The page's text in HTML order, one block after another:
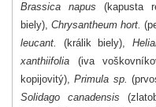
Brassica napus
(kapusta
biely), Chrysantheum hort.
leucant.
(králik biely),
xanthiifolia
(iva
kopijovitý), Primula sp.
Solidago canadensis